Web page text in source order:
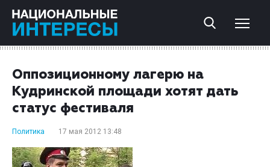
Оппозиционному лагерю на
Кудринской площади хотят дать
статус фестиваля
Политика 17 мая 2012 13:48